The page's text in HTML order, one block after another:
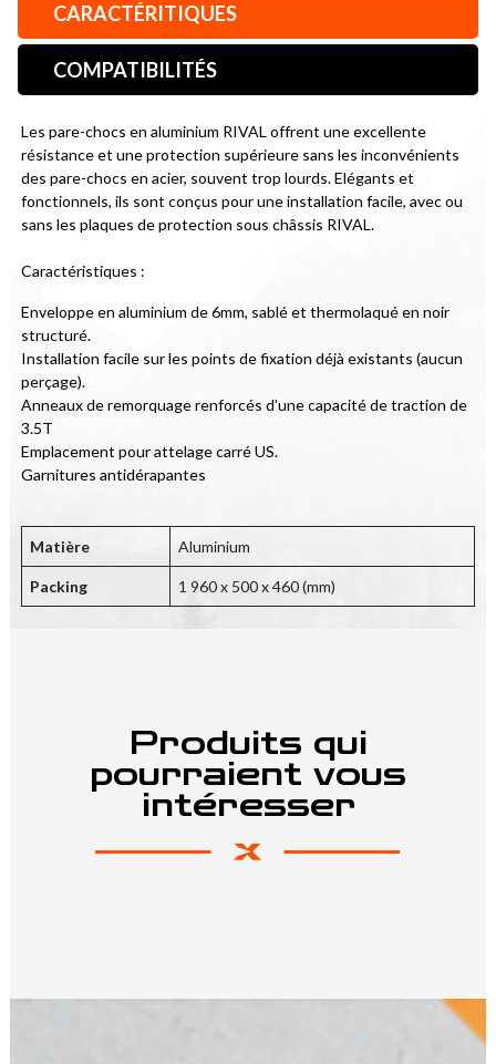
CARACTÉRITIQUES
COMPATIBILITÉS
Les pare-chocs en aluminium RIVAL offrent une excellente
résistance et une protection supérieure sans les inconvénients
des pare-chocs en acier, souvent trop lourds. Elégants et
fonctionnels, ils sont conçus pour une installation facile, avec ou
sans les plaques de protection sous châssis RIVAL.
Caractéristiques :
Enveloppe en aluminium de 6mm, sablé et thermolaqué en noir
structuré.
Installation facile sur les points de fixation déjà existants (aucun
perçage).
Anneaux de remorquage renforcés d’une capacité de traction de
3.5T
Emplacement pour attelage carré US.
Garnitures antidérapantes
Matière Aluminium
Packing 1 960 x 500 x 460 (mm)
Produits qui
pourraient vous
intéresser